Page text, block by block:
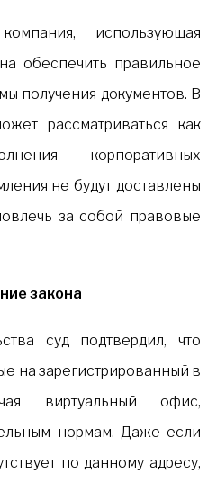
использующая
обеспечить правильное
получения документов. В
рассматриваться как
корпоративных
не будут доставлены
за собой правовые
закона
суд подтвердил, что
на зарегистрированный в
виртуальный офис,
нормам. Даже если
по данному адресу,